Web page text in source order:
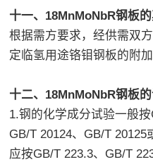
十一、18MnMoNbR钢板的
根据需方要求，经供需双
定临氢用途铬钼钢板的附加
十二、18MnMoNbR钢板的
1.钢的化学成分试验一般按
GB/T 20124、GB/T
应按GB/T 223.3、GB/T